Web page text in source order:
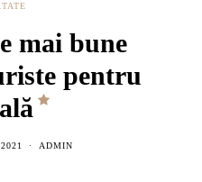
mai bune
pentru
ADMIN